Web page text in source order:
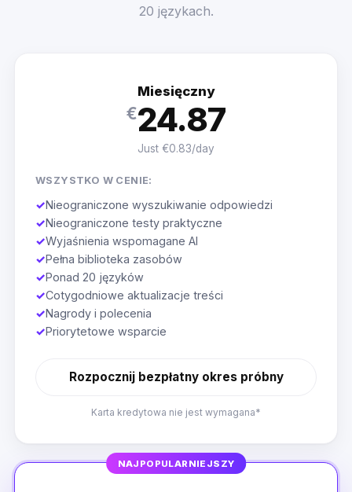
20 językach.
Miesięczny
€24.87
Just €0.83/day
WSZYSTKO W CENIE:
✓Nieograniczone wyszukiwanie odpowiedzi
✓Nieograniczone testy praktyczne
✓Wyjaśnienia wspomagane AI
✓Pełna biblioteka zasobów
✓Ponad 20 języków
✓Cotygodniowe aktualizacje treści
✓Nagrody i polecenia
✓Priorytetowe wsparcie
Rozpocznij bezpłatny okres próbny
Karta kredytowa nie jest wymagana*
NAJPOPULARNIEJSZY